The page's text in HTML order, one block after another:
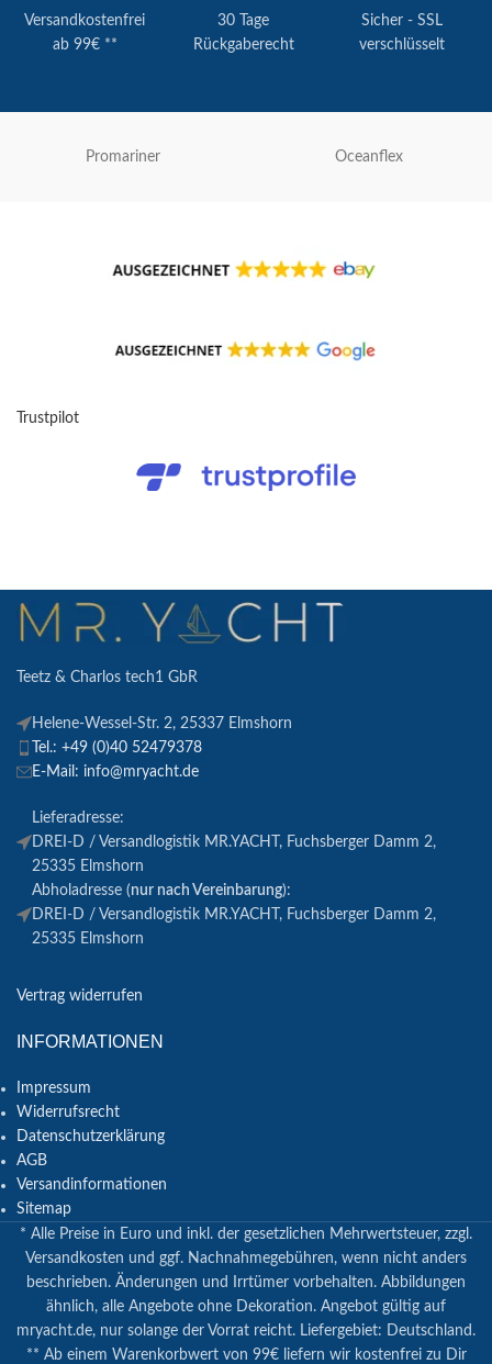
Versandkostenfrei
ab 99€ **
30 Tage
Rückgaberecht
Sicher - SSL
verschlüsselt
Promariner Oceanflex
Trustpilot
Teetz & Charlos tech1 GbR
Helene-Wessel-Str. 2, 25337 Elmshorn
Tel.: +49 (0)40 52479378
E-Mail: info@mryacht.de
Lieferadresse:
DREI-D / Versandlogistik MR.YACHT, Fuchsberger Damm 2,
25335 Elmshorn
Abholadresse (nur nach Vereinbarung):
DREI-D / Versandlogistik MR.YACHT, Fuchsberger Damm 2,
25335 Elmshorn
Vertrag widerrufen
INFORMATIONEN
Impressum
Widerrufsrecht
Datenschutzerklärung
AGB
Versandinformationen
Sitemap
* Alle Preise in Euro und inkl. der gesetzlichen Mehrwertsteuer, zzgl.
Versandkosten und ggf. Nachnahmegebühren, wenn nicht anders
beschrieben. Änderungen und Irrtümer vorbehalten. Abbildungen
ähnlich, alle Angebote ohne Dekoration. Angebot gültig auf
mryacht.de, nur solange der Vorrat reicht. Liefergebiet: Deutschland.
** Ab einem Warenkorbwert von 99€ liefern wir kostenfrei zu Dir